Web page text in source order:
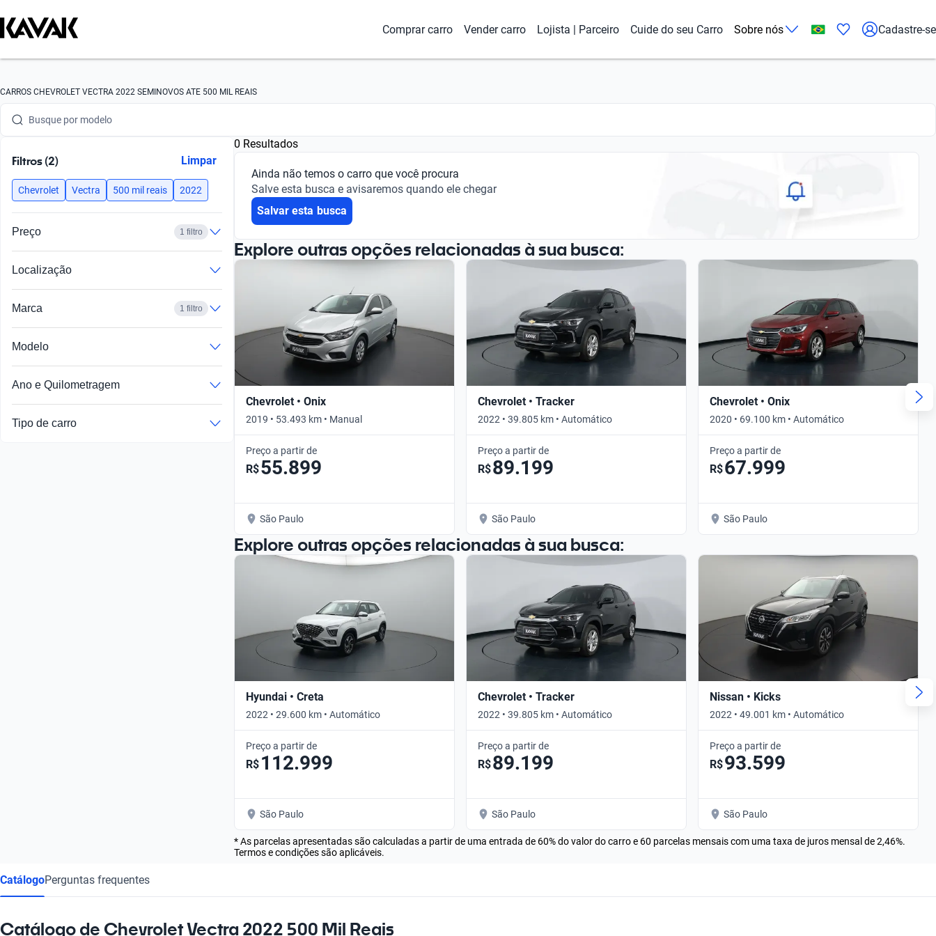
Comprar carro Vender carro Lojista | Parceiro Cuide do seu Carro Sobre nós Cadastre-se
CARROS CHEVROLET VECTRA 2022 SEMINOVOS ATE 500 MIL REAIS
Busque por marca
Busque por modelo
Busque por ano
Busque por marca
Busque por versão
Busque por ano
Filtros (2) Limpar
Chevrolet Vectra 500 mil reais 2022
Preço 1 filtro
Localização
Marca 1 filtro
Modelo
Ano e Quilometragem
Tipo de carro
0 Resultados
Ainda não temos o carro que você procura
Salve esta busca e avisaremos quando ele chegar
Salvar esta busca
Explore outras opções relacionadas à sua busca:
Chevrolet • Onix
2019 • 53.493 km • Manual
Preço a partir de
R$55.899
São Paulo
Chevrolet • Tracker
2022 • 39.805 km • Automático
Preço a partir de
R$89.199
São Paulo
Chevrolet • Onix
2020 • 69.100 km • Automático
Preço a partir de
R$67.999
São Paulo
Explore outras opções relacionadas à sua busca:
Hyundai • Creta
2022 • 29.600 km • Automático
Preço a partir de
R$ 112.999
São Paulo
Chevrolet • Tracker
2022 • 39.805 km • Automático
Preço a partir de
R$89.199
São Paulo
Nissan • Kicks
2022 • 49.001 km • Automático
Preço a partir de
R$93.599
São Paulo
* As parcelas apresentadas são calculadas a partir de uma entrada de 60% do valor do carro e 60 parcelas mensais com uma taxa de juros mensal de 2,46%.
Termos e condições são aplicáveis.
CatálogoPerguntas frequentes
Catálogo de Chevrolet Vectra 2022 500 Mil Reais